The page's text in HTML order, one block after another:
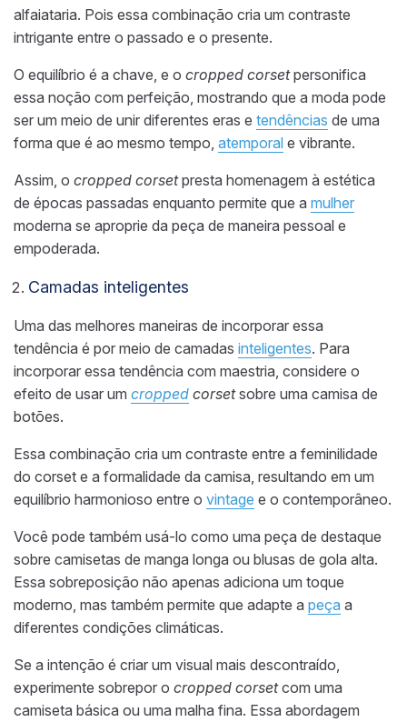
alfaiataria. Pois essa combinação cria um contraste
intrigante entre o passado e o presente.
O equilíbrio é a chave, e o cropped corsetpersonifica
essa noção com perfeição, mostrando que a moda pode
ser um meio de unir diferentes eras e tendências de uma
forma que é ao mesmo tempo, atemporal e vibrante.
Assim, o cropped corsetpresta homenagem à estética
de épocas passadas enquanto permite que a mulher
moderna se aproprie da peça de maneira pessoal e
empoderada.
Camadas inteligentes
Uma das melhores maneiras de incorporar essa
tendência é por meio de camadas inteligentes. Para
incorporar essa tendência com maestria, considere o
efeito de usar um cropped corsetsobre uma camisa de
botões.
Essa combinação cria um contraste entre a feminilidade
do corset e a formalidade da camisa, resultando em um
equilíbrio harmonioso entre o vintage e o contemporâneo.
Você pode também usá-lo como uma peça de destaque
sobre camisetas de manga longa ou blusas de gola alta.
Essa sobreposição não apenas adiciona um toque
moderno, mas também permite que adapte a peça a
diferentes condições climáticas.
Se a intenção é criar um visual mais descontraído,
experimente sobrepor o cropped corsetcom uma
camiseta básica ou uma malha fina. Essa abordagem